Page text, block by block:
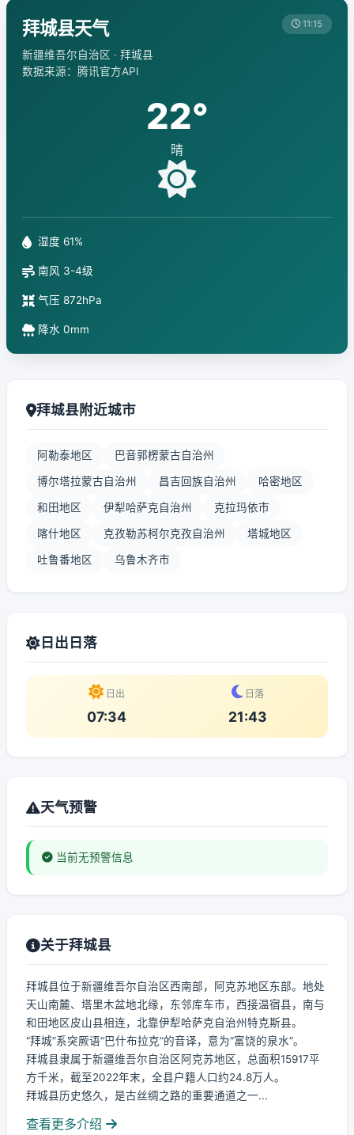
拜城县天气
新疆维吾尔自治区 · 拜城县
数据来源：腾讯官方API
11:15
22°
晴
湿度 61%
南风 3-4级
气压 872hPa
降水 0mm
拜城县附近城市
阿勒泰地区 巴音郭楞蒙古自治州
博尔塔拉蒙古自治州 昌吉回族自治州 哈密地区
和田地区 伊犁哈萨克自治州 克拉玛依市
喀什地区 克孜勒苏柯尔克孜自治州 塔城地区
吐鲁番地区 乌鲁木齐市
日出日落
日出
07:34
日落
21:43
天气预警
当前无预警信息
关于拜城县
拜城县位于新疆维吾尔自治区西南部，阿克苏地区东部。地处
天山南麓、塔里木盆地北缘，东邻库车市，西接温宿县，南与
和田地区皮山县相连，北靠伊犁哈萨克自治州特克斯县。
“拜城”系突厥语“巴什布拉克”的音译，意为“富饶的泉水”。
拜城县隶属于新疆维吾尔自治区阿克苏地区，总面积15917平
方千米，截至2022年末，全县户籍人口约24.8万人。
拜城县历史悠久，是古丝绸之路的重要通道之一...
查看更多介绍